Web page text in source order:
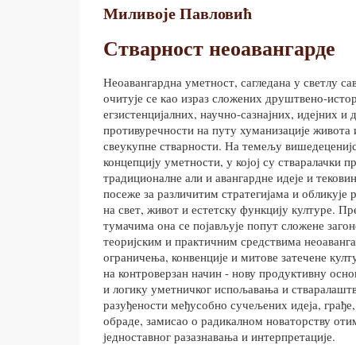
Миливоје Павловић
Стварност неоавангарде
Неоавангардна уметност, сагледана у светлу
очитује се као израз сложених друштвено-
егзистенцијалних, научно-сазнајних, идејних и
противуречности на путу хуманизације живота
свеукупне стварности. На темељу
концепцију уметности, у којој су стваралачки
традиционалне али и авангардне идеје и
посеже за различитим стратегијама и обликује
на свет, живот и естетску функцију културе.
тумачима она се појављује попут сложене
теоријским и практичним средствима
ограничења, конвенције и митове затечене
на контроверзан начин - нову продуктивну
и логику уметничког испољавања и
разуђености међусобно сучељених идеја,
обраде, замисао о радикалном новаторству
једноставног разазнавања и интерпретације.